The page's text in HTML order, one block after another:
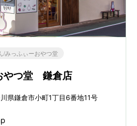
/みっふぃーおやつ堂
やつ堂 鎌倉店
県鎌倉市小町1丁目6番地11号